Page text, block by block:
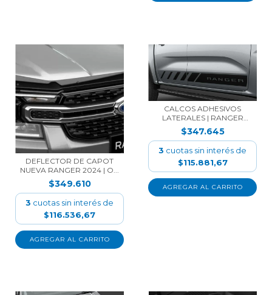
DEFLECTOR DE CAPOT
NUEVA RANGER 2024 | O...
$349.610
3 cuotas sin interés de
$116.536,67
CALCOS ADHESIVOS
LATERALES | RANGER
2024...
$347.645
3 cuotas sin interés de
$115.881,67